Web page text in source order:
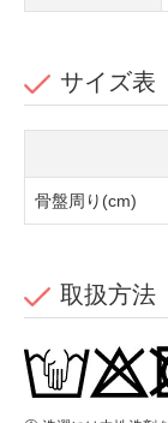
サイズ表
骨盤周り(cm)
取扱方法